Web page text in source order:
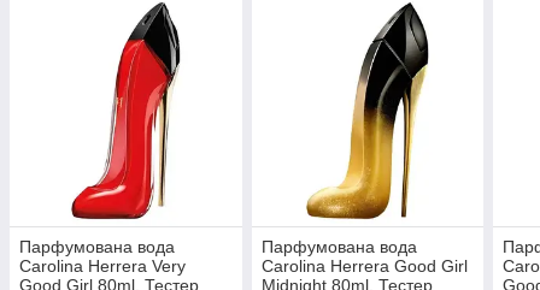
Парфумована вода
Carolina Herrera Very
Good Girl 80ml, Тестер
Парфумована вода
Carolina Herrera Good Girl
Midnight 80ml, Тестер